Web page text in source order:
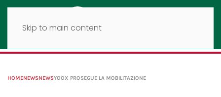
Skip to main content
HOMENEWSNEWSYOOX PROSEGUE LA MOBILITAZIONE